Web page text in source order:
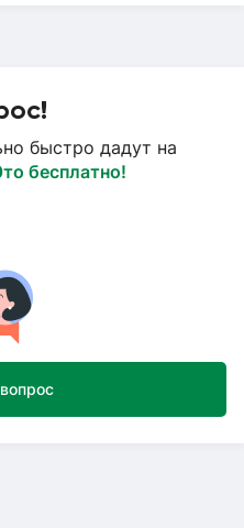
быстро дадут на
бесплатно!